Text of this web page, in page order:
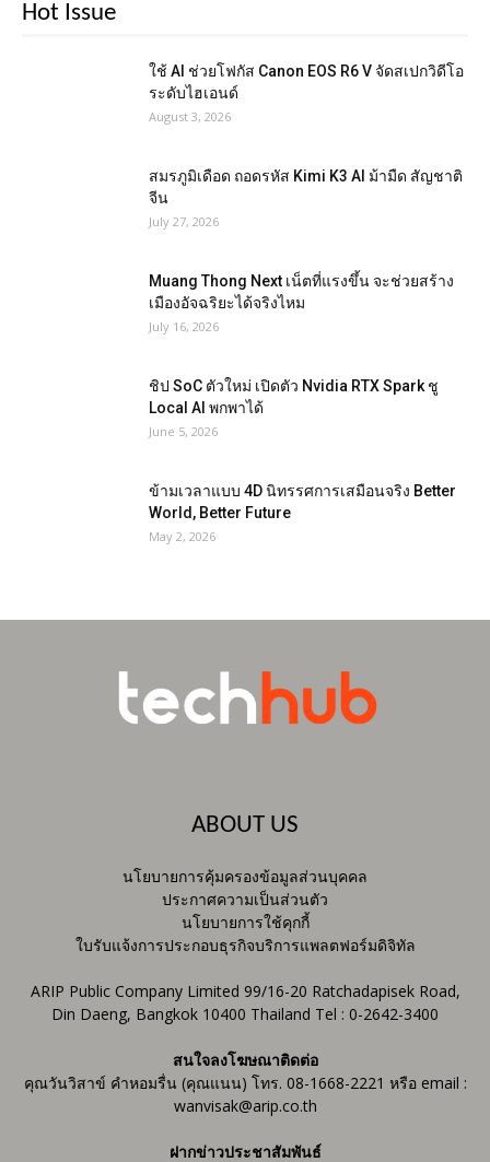
Hot Issue
ใช้ AI ช่วยโฟกัส Canon EOS R6 V จัดสเปกวิดีโอ
ระดับไฮเอนด์
August 3, 2026
สมรภูมิเดือด ถอดรหัส Kimi K3 AI ม้ามืด สัญชาติ
จีน
July 27, 2026
Muang Thong Next เน็ตที่แรงขึ้น จะช่วยสร้าง
เมืองอัจฉริยะได้จริงไหม
July 16, 2026
ชิป SoC ตัวใหม่ เปิดตัว Nvidia RTX Spark ชู
Local AI พกพาได้
June 5, 2026
ข้ามเวลาแบบ 4D นิทรรศการเสมือนจริง Better
World, Better Future
May 2, 2026
ABOUT US
นโยบายการคุ้มครองข้อมูลส่วนบุคคล
ประกาศความเป็นส่วนตัว
นโยบายการใช้คุกกี้
ใบรับแจ้งการประกอบธุรกิจบริการแพลตฟอร์มดิจิทัล
ARIP Public Company Limited 99/16-20 Ratchadapisek Road,
Din Daeng, Bangkok 10400 Thailand Tel : 0-2642-3400
สนใจลงโฆษณาติดต่อ
คุณวันวิสาข์ คำหอมรื่น (คุณแนน) โทร. 08-1668-2221 หรือ email :
wanvisak@arip.co.th
ฝากข่าวประชาสัมพันธ์